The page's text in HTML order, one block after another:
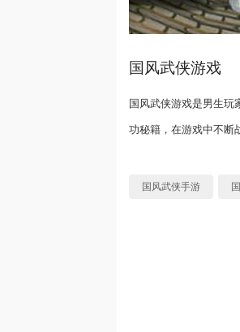
国风武侠游戏
国风武侠游戏是男生玩
功秘籍，在游戏中不断
国风武侠手游